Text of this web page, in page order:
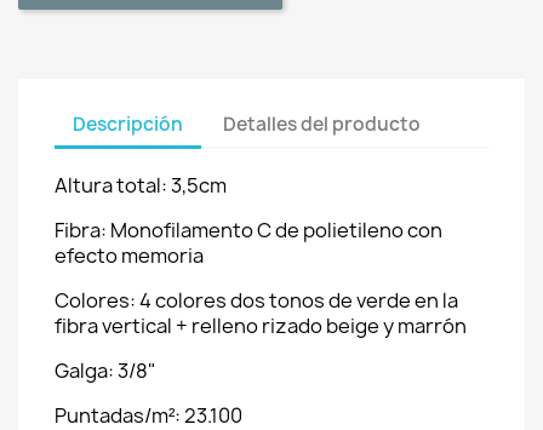
Descripción Detalles del producto
Altura total: 3,5cm
Fibra: Monofilamento C de polietileno con
efecto memoria
Colores: 4 colores dos tonos de verde en la
fibra vertical + relleno rizado beige y marrón
Galga: 3/8"
Puntadas/m²: 23.100